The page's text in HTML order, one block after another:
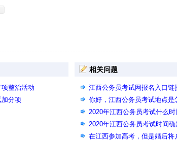
整治活动
分项
相关问题
江西公务员考试网报名入口
入口相同页面
你好，江西公务员考试地点是
2020年江西公务员考试什么
属工商管理吗
2020年江西公务员考试时间
在江西参加高考，但是婚后将